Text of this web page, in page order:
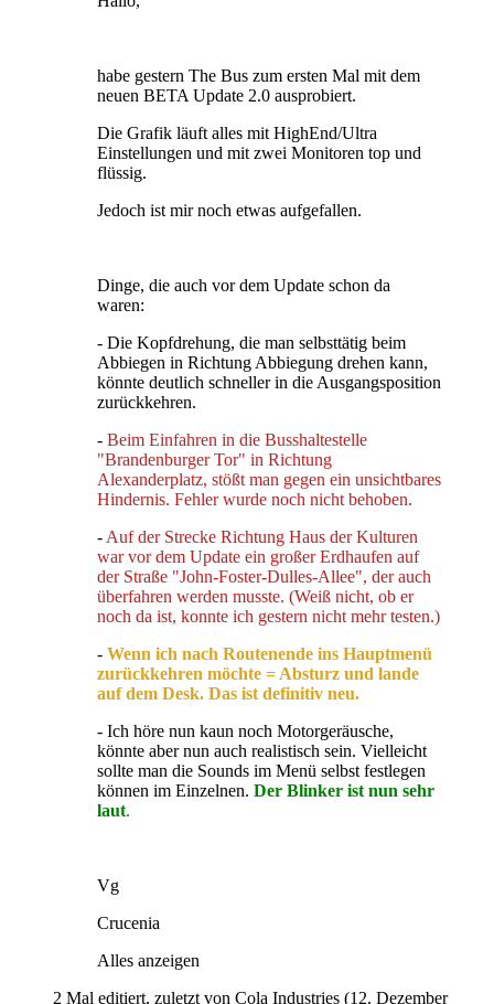
habe gestern The Bus zum ersten Mal mit dem
neuen BETA Update 2.0 ausprobiert.
Die Grafik läuft alles mit HighEnd/Ultra
Einstellungen und mit zwei Monitoren top und
flüssig.
Jedoch ist mir noch etwas aufgefallen.
Dinge, die auch vor dem Update schon da
waren:
- Die Kopfdrehung, die man selbsttätig beim
Abbiegen in Richtung Abbiegung drehen kann,
könnte deutlich schneller in die Ausgangsposition
zurückkehren.
- Beim Einfahren in die Busshaltestelle
"Brandenburger Tor" in Richtung
Alexanderplatz, stößt man gegen ein unsichtbares
Hindernis. Fehler wurde noch nicht behoben.
- Auf der Strecke Richtung Haus der Kulturen
war vor dem Update ein großer Erdhaufen auf
der Straße "John-Foster-Dulles-Allee", der auch
überfahren werden musste. (Weiß nicht, ob er
noch da ist, konnte ich gestern nicht mehr testen.)
- Wenn ich nach Routenende ins Hauptmenü
zurückkehren möchte = Absturz und lande
auf dem Desk. Das ist definitiv neu.
- Ich höre nun kaun noch Motorgeräusche,
könnte aber nun auch realistisch sein. Vielleicht
sollte man die Sounds im Menü selbst festlegen
können im Einzelnen. Der Blinker ist nun sehr
laut.
Vg
Crucenia
Alles anzeigen
2 Mal editiert, zuletzt von Cola Industries (12. Dezember